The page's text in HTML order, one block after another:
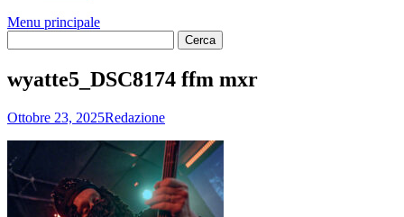
Menu principale
wyatte5_DSC8174 ffm mxr
Ottobre 23, 2025Redazione